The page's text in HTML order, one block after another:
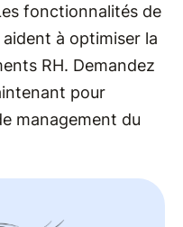
fonctionnalités de
à optimiser la
RH. Demandez
pour
management du